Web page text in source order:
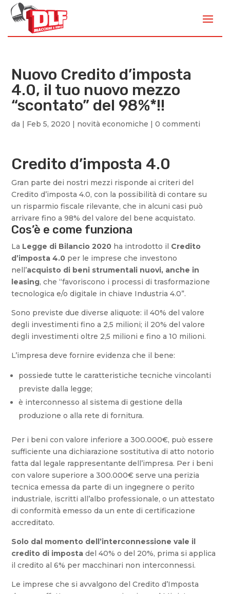
Nuovo Credito d’imposta
4.0, il tuo nuovo mezzo
“scontato” del 98%*!!
da | Feb 5, 2020 | novità economiche |0 commenti
Credito d’imposta 4.0
Gran parte dei nostri mezzi risponde ai criteri del
Credito d’imposta 4.0, con la possibilità di contare su
un risparmio fiscale rilevante, che in alcuni casi può
arrivare fino a 98% del valore del bene acquistato.
Cos’è e come funziona
La Legge di Bilancio 2020 ha introdotto il Credito
d’imposta 4.0 per le imprese che investono
nell’acquisto di beni strumentali nuovi, anche in
leasing, che “favoriscono i processi di trasformazione
tecnologica e/o digitale in chiave Industria 4.0”.
Sono previste due diverse aliquote: il 40% del valore
degli investimenti fino a 2,5 milioni; il 20% del valore
degli investimenti oltre 2,5 milioni e fino a 10 milioni.
L’impresa deve fornire evidenza che il bene:
possiede tutte le caratteristiche tecniche vincolanti
previste dalla legge;
è interconnesso al sistema di gestione della
produzione o alla rete di fornitura.
Per i beni con valore inferiore a 300.000€, può essere
sufficiente una dichiarazione sostitutiva di atto notorio
fatta dal legale rappresentante dell’impresa. Per i beni
con valore superiore a 300.000€ serve una perizia
tecnica emessa da parte di un ingegnere o perito
industriale, iscritti all’albo professionale, o un attestato
di conformità emesso da un ente di certificazione
accreditato.
Solo dal momento dell’interconnessione vale il
credito di imposta del 40% o del 20%, prima si applica
il credito al 6% per macchinari non interconnessi.
Le imprese che si avvalgono del Credito d’Imposta